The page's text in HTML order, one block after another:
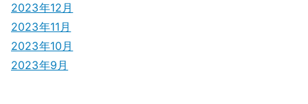
2023年12月
2023年11月
2023年10月
2023年9月